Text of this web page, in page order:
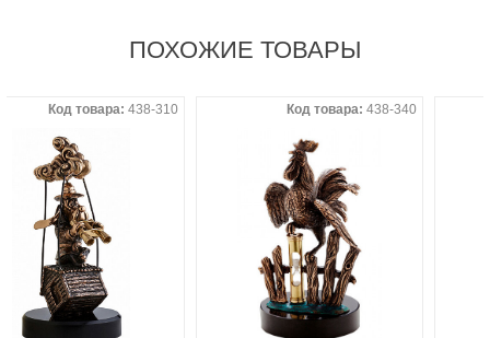
ПОХОЖИЕ ТОВАРЫ
Код товара: Код товара: